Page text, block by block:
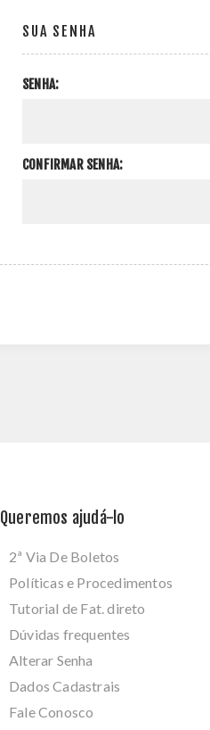
SUA SENHA
SENHA:
CONFIRMAR SENHA:
Queremos ajudá-lo
2ª Via De Boletos
Políticas e Procedimentos
Tutorial de Fat. direto
Dúvidas frequentes
Alterar Senha
Dados Cadastrais
Fale Conosco